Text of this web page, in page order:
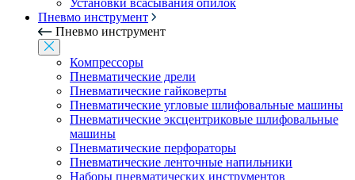
Установки всасывания опилок
Пневмо инструмент
Пневмо инструмент
Компрессоры
Пневматические дрели
Пневматические гайковерты
Пневматические угловые шлифовальные машины
Пневматические эксцентриковые шлифовальные
машины
Пневматические перфораторы
Пневматические ленточные напильники
Наборы пневматических инструментов